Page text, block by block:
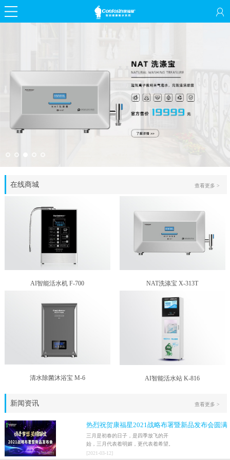
在线商城 查看更多 >
AI智能活水机 F-700 NAT洗涤宝 X-313T
清水除菌沐浴宝 M-6 AI智能活水站 K-816
新闻资讯
热烈祝贺康福星2021战略布署暨新品发布会圆满
结束！！
三月是初春的日子，是四季放飞的开
始，三月代表着明媚，更代表着希望。
2021年3月9日，家人们激情澎湃地迎来
[2021-03-12]
查看更多 >